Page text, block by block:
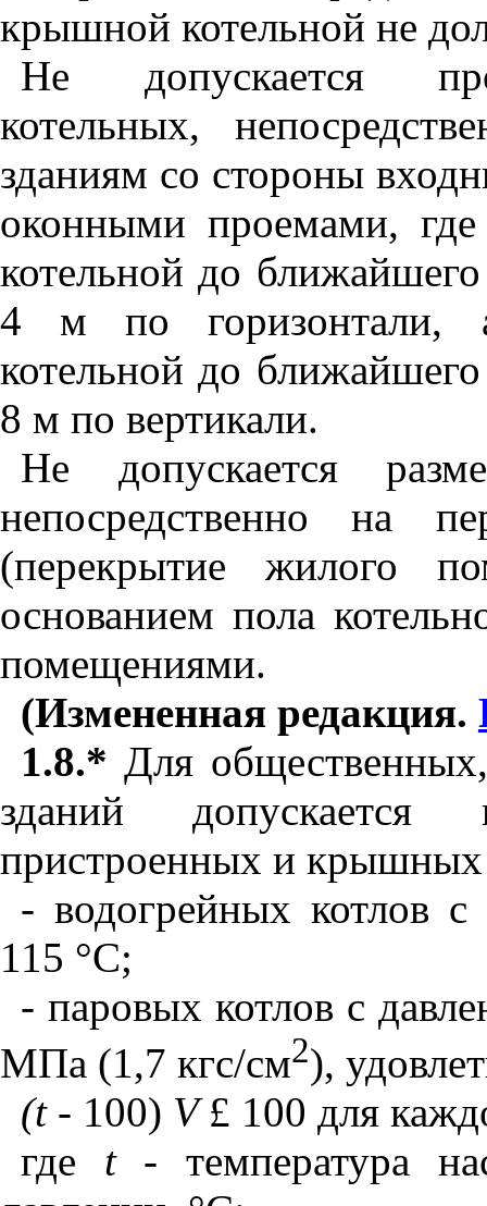
крышной котельной не
Не допускается
котельных,
зданиям со стороны
оконными проемами,
котельной до
4 м по горизонтали,
котельной до
8 м по вертикали.
Не допускается
непосредственно на
(перекрытие жилого
основанием пола
помещениями.
(Измененная редакция.
1.8.* Для
зданий допускается
пристроенных и
- водогрейных котлов с
115 °С;
- паровых котлов с
МПа (1,7 кгс/см2),
(t- 100) V £ 100 для
где t-температура